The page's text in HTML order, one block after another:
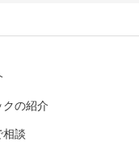
クの紹介
相談